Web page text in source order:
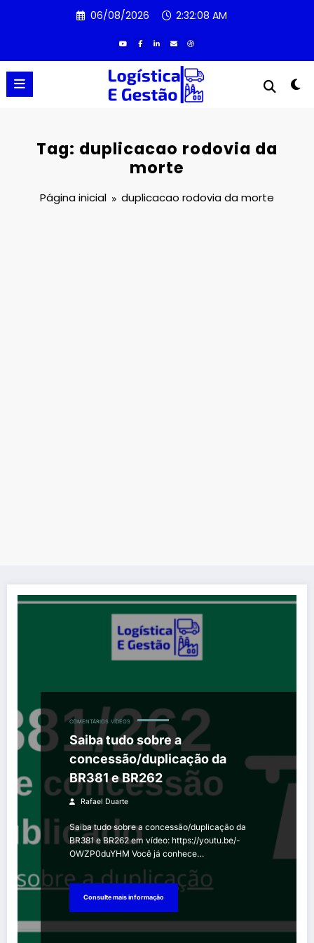
06/08/2026 2:32:08 AM
Tag: duplicacao rodovia da
morte
Página inicial duplicacao rodovia da morte
COMENTÁRIOS VÍDEOS
Saiba tudo sobre a
concessão/duplicação da
BR381 e BR262
Rafael Duarte
Saiba tudo sobre a concessão/duplicação da
BR381 e BR262 em vídeo: https://youtu.be/-
OWZP0duYHM Você já conhece…
Consulte mais informação